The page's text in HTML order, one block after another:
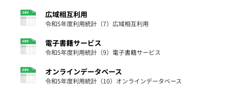
広域相互利用
令和5年度利用統計（7）広域相互利用
電子書籍サービス
令和5年度利用統計（9）電子書籍サービス
オンラインデータベース
令和5年度利用統計（10）オンラインデータベース